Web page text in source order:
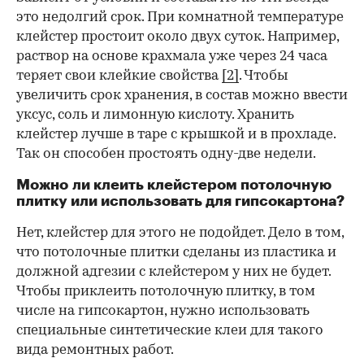
это недолгий срок. При комнатной температуре
клейстер простоит около двух суток. Например,
раствор на основе крахмала уже через 24 часа
теряет свои клейкие свойства [2] . Чтобы
увеличить срок хранения, в состав можно ввести
уксус, соль и лимонную кислоту. Хранить
клейстер лучше в таре с крышкой и в прохладе.
Так он способен простоять одну-две недели.
Можно ли клеить клейстером потолочную
плитку или использовать для гипсокартона?
Нет, клейстер для этого не подойдет. Дело в том,
что потолочные плитки сделаны из пластика и
должной адгезии с клейстером у них не будет.
Чтобы приклеить потолочную плитку, в том
числе на гипсокартон, нужно использовать
специальные синтетические клеи для такого
вида ремонтных работ.